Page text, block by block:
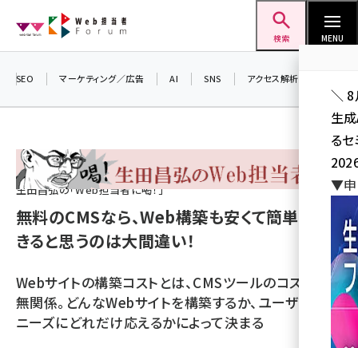
ン
検索 MENU
seo (3532)
ai (2814)
youtube (2441)
セミナー (2310)
z世代 (1623)
SEO マーケティング／広告 AI SNS アクセス解析／データ分析
生田昌弘の「Web担当者に喝！」
無料のCMSなら、Web構築も安くて簡単にで
きると思うのは大間違い！
Webサイトの構築コストとは、CMSツールのコストとは
無関係。どんなWebサイトを構築するか、ユーザーの
ニーズにどれだけ応えるかによって決まる
＼ 8
生
る
▼申